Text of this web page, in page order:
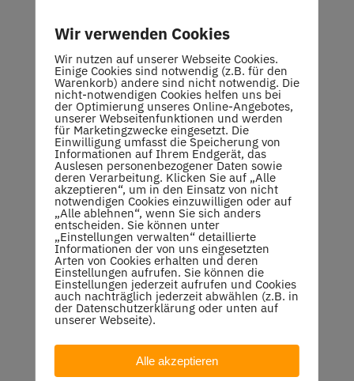
Robert-Bosch-Straße 9,
Oberstenfeld
DEZ.
27
2024
27. Dezember 2024 um 17:00-30.
Dezember 2024 um 12:00
Tennis-Tagescamp für
Erwachsene in den
Weihnachtsferien 2024
OKT.
21
2024
21. Oktober 2024 um 08:00-
Herbstfest bei den
Bottwartaler Winzern
Wir verwenden Cookies
Wir nutzen auf unserer Webseite Cookies.
Einige Cookies sind notwendig (z.B. für den
Warenkorb) andere sind nicht notwendig. Die
nicht-notwendigen Cookies helfen uns bei
der Optimierung unseres Online-Angebotes,
unserer Webseitenfunktionen und werden
für Marketingzwecke eingesetzt. Die
Einwilligung umfasst die Speicherung von
Informationen auf Ihrem Endgerät, das
Auslesen personenbezogener Daten sowie
deren Verarbeitung. Klicken Sie auf „Alle
akzeptieren“, um in den Einsatz von nicht
notwendigen Cookies einzuwilligen oder auf
„Alle ablehnen“, wenn Sie sich anders
entscheiden. Sie können unter
„Einstellungen verwalten“ detaillierte
Informationen der von uns eingesetzten
Arten von Cookies erhalten und deren
Einstellungen aufrufen. Sie können die
Einstellungen jederzeit aufrufen und Cookies
auch nachträglich jederzeit abwählen (z.B. in
der Datenschutzerklärung oder unten auf
unserer Webseite).
Alle akzeptieren